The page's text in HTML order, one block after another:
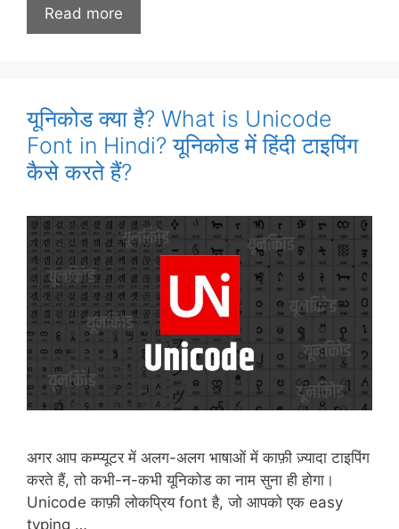
Read more
यूनिकोड क्या है? What is Unicode
Font in Hindi? यूनिकोड में हिंदी टाइपिंग
कैसे करते हैं?
अगर आप कम्प्यूटर में अलग-अलग भाषाओं में काफ़ी ज़्यादा टाइपिंग
करते हैं, तो कभी-न-कभी यूनिकोड का नाम सुना ही होगा।
Unicode काफ़ी लोकप्रिय font है, जो आपको एक easy
typing …